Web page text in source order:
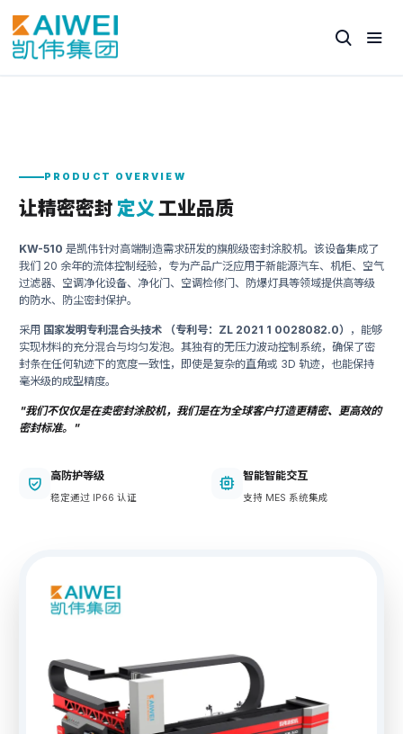
PRODUCT OVERVIEW
让精密密封 定义工业品质
KW-510 是凯伟针对高端制造需求研发的旗舰级密封涂胶机。该设备集成了
我们 20 余年的流体控制经验，专为产品广泛应用于新能源汽车、机柜、空气
过滤器、空调净化设备、净化门、空调检修门、防爆灯具等领域提供高等级
的防水、防尘密封保护。
采用 国家发明专利混合头技术 （专利号：ZL 2021 1 0028082.0）
，能够
实现材料的充分混合与均匀发泡。其独有的无压力波动控制系统，确保了密
封条在任何轨迹下的宽度一致性，即使是复杂的直角或 3D 轨迹，也能保持
毫米级的成型精度。
"我们不仅仅是在卖密封涂胶机，我们是在为全球客户打造更精密、更高效的
密封标准。"
高防护等级
稳定通过 IP66 认证
智能智能交互
支持 MES 系统集成